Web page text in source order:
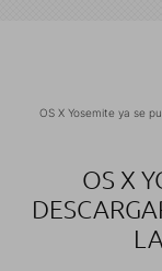
OS X Yosemite ya se
OS X